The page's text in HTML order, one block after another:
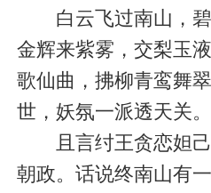
白云飞过南山，碧
金辉来紫雾，交梨玉
歌仙曲，拂柳青鸾舞
世，妖氛一派透天关。
且言纣王贪恋妲己
朝政。话说终南山有